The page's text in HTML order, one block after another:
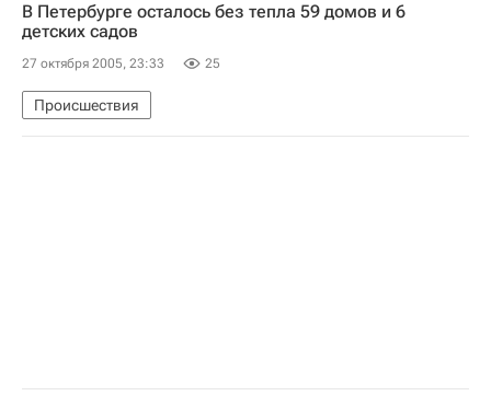
В Петербурге осталось без тепла 59 домов и 6
детских садов
27 октября 2005, 23:33 25
Происшествия